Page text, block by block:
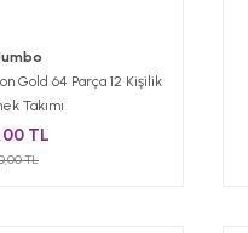
Gold 64 Parça 12 Kişilik
Takımı
TL
TL